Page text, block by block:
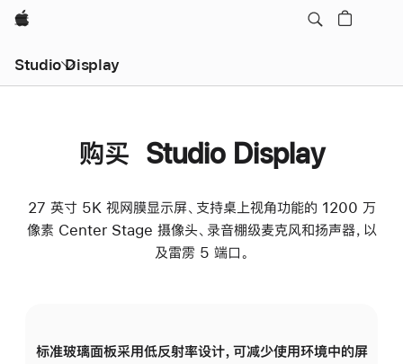
Apple
Studio Display
购买 Studio Display
27 英寸 5K 视网膜显示屏、支持桌上视角功能的 1200 万
像素 Center Stage 摄像头、录音棚级麦克风和扬声器，以
及雷雳 5 端口。
标准玻璃面板采用低反射率设计，可减少使用环境中的屏